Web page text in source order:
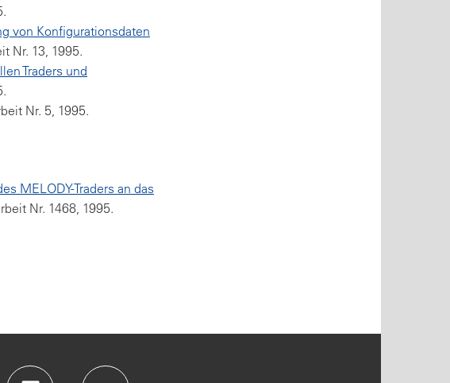
von Konfigurationsdaten
Nr. 13, 1995.
Traders und
Nr. 5, 1995.
MELODY-Traders an das
Nr. 1468, 1995.